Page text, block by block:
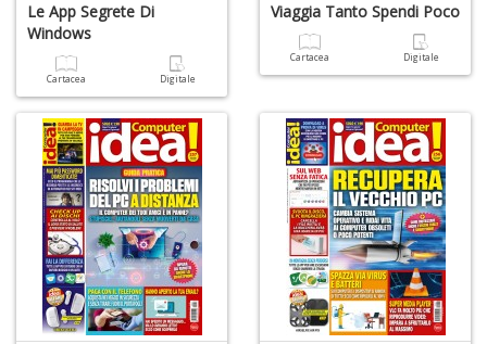
Le App Segrete Di
Windows
Cartacea Digitale
Viaggia Tanto Spendi Poco
Cartacea Digitale